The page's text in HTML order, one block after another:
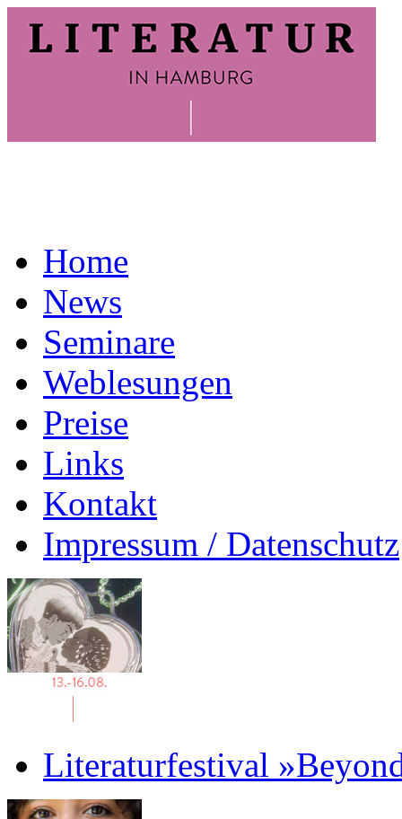
Home
News
Seminare
Weblesungen
Preise
Links
Kontakt
Impressum / Datenschutz
Literaturfestival